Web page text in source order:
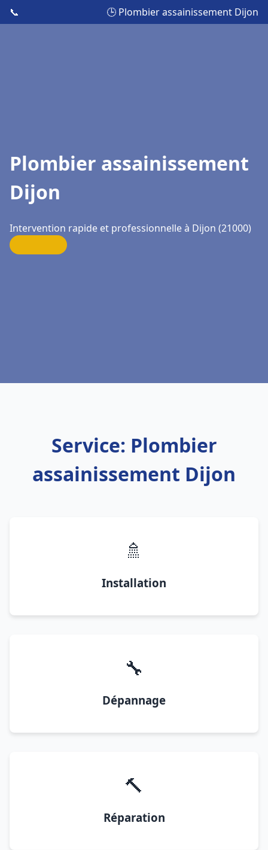
📞 🕒 Plombier assainissement Dijon
Plombier assainissement
Dijon
Intervention rapide et professionnelle à Dijon (21000)
Service: Plombier
assainissement Dijon
🚿
Installation
🔧
Dépannage
🔨
Réparation